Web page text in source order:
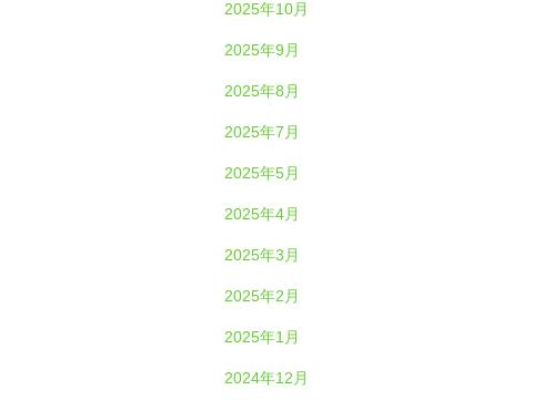
2025年10月
2025年9月
2025年8月
2025年7月
2025年5月
2025年4月
2025年3月
2025年2月
2025年1月
2024年12月